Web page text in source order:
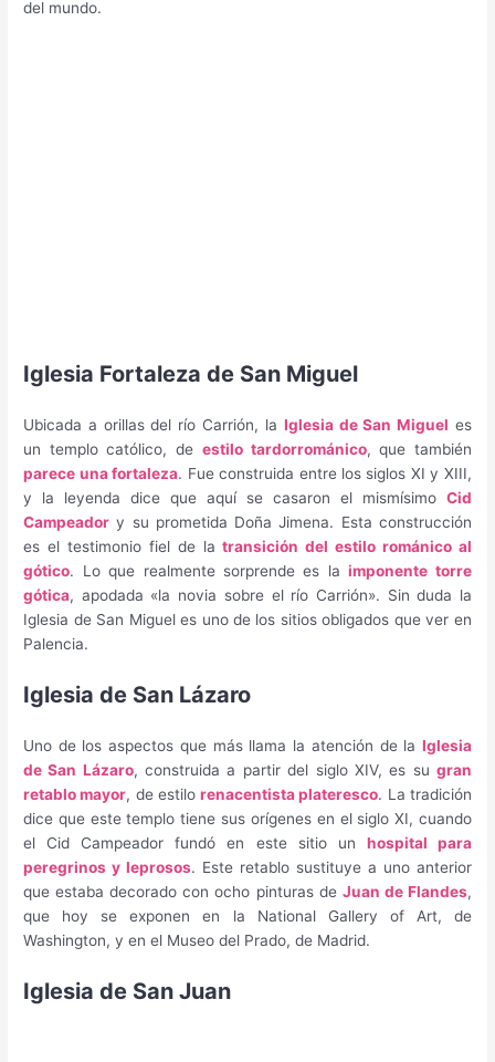
del mundo.
Iglesia Fortaleza de San Miguel
Ubicada a orillas del río Carrión, la Iglesia de San Miguel es
un templo católico, de estilo tardorrománico, que también
parece una fortaleza. Fue construida entre los siglos XI y XIII,
y la leyenda dice que aquí se casaron el mismísimo Cid
Campeador y su prometida Doña Jimena. Esta construcción
es el testimonio fiel de latransición del estilo románico al
gótico. Lo que realmente sorprende es laimponente torre
gótica, apodada «la novia sobre el río Carrión». Sin duda la
Iglesia de San Miguel es uno de los sitios obligados que ver en
Palencia.
Iglesia de San Lázaro
Uno de los aspectos que más llama la atención de la Iglesia
de San Lázaro, construida a partir del siglo XIV, es su gran
retablo mayor, de estilorenacentista plateresco. La tradición
dice que este templo tiene sus orígenes en el siglo XI, cuando
el Cid Campeador fundó en este sitio un hospital para
peregrinos y leprosos. Este retablo sustituye a uno anterior
que estaba decorado con ocho pinturas de Juan de Flandes,
que hoy se exponen en la National Gallery of Art, de
Washington, y en el Museo del Prado, de Madrid.
Iglesia de San Juan